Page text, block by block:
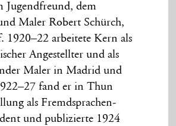
Jugendfreund, dem
Maler Robert Schürch,
1920–22 arbeitete Kern als
Angestellter und als
Maler in Madrid und
fand er in Thun
als Fremdsprachen-
und publizierte 1924